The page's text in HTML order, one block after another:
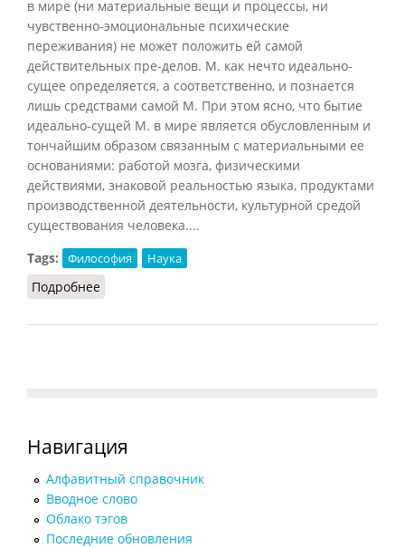
в мире (ни материальные вещи и процессы, ни
чувственно-эмоциональные психические
переживания) не может положить ей самой
действительных пре-делов. М. как нечто идеально-
сущее определяется, а соответственно, и познается
лишь средствами самой М. При этом ясно, что бытие
идеально-сущей М. в мире является обусловленным и
тончайшим образом связанным с материальными ее
основаниями: работой мозга, физическими
действиями, знаковой реальностью языка, продуктами
производственной деятельности, культурной средой
существования человека....
Tags:
Философия Наука
Подробнее
Навигация
Алфавитный справочник
Вводное слово
Облако тэгов
Последние обновления